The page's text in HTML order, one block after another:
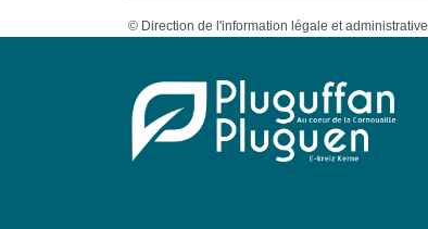
© Direction de l'information légale et administrative